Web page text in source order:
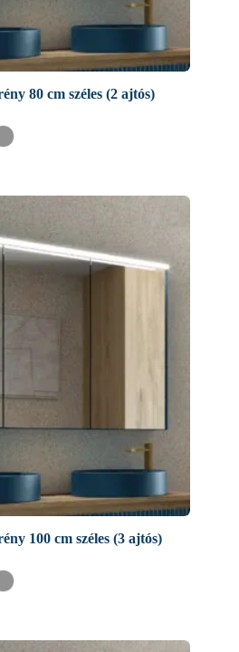
80 cm széles (2 ajtós)
100 cm széles (3 ajtós)